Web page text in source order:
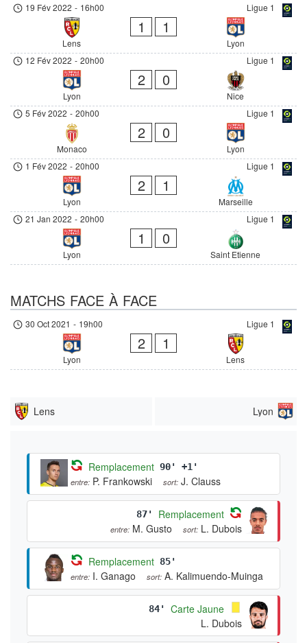
Ligue 1
19 Fév 2022 - 16h00
Lens
1 1
Lyon
Ligue 1
12 Fév 2022 - 20h00
Lyon
2 0
Nice
Ligue 1
5 Fév 2022 - 20h00
Monaco
2 0
Lyon
Ligue 1
1 Fév 2022 - 20h00
Lyon
2 1
Marseille
Ligue 1
21 Jan 2022 - 20h00
Lyon
1 0
Saint Etienne
MATCHS FACE À FACE
Ligue 1
30 Oct 2021 - 19h00
Lyon
2 1
Lens
Lens Lyon
Remplacement 90' +1'
entre: P. Frankowski sort: J. Clauss
87' Remplacement
entre: M. Gusto sort: L. Dubois
Remplacement 85'
entre: I. Ganago sort: A. Kalimuendo-Muinga
84'
Carte Jaune
L. Dubois